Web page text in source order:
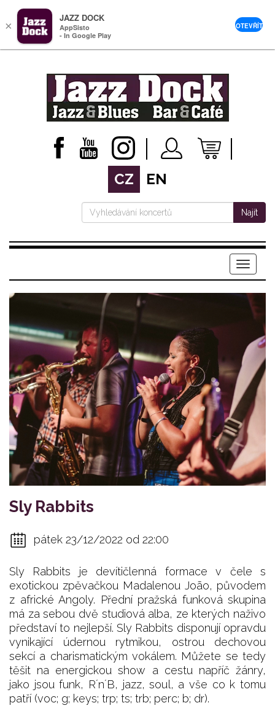
CZ EN
Najít
Menu
Sly Rabbits
pátek 23/12/2022 od 22:00
Sly Rabbits je devítičlenná formace v čele s
exotickou zpěvačkou Madalenou João, původem
z africké Angoly. Přední pražská funková skupina
má za sebou dvě studiová alba, ze kterých naživo
představí to nejlepší. Sly Rabbits disponují opravdu
vynikající údernou rytmikou, ostrou dechovou
sekcí a charismatickým vokálem. Můžete se tedy
těšit na energickou show a cestu napříč žánry,
jako jsou funk, R´n´B, jazz, soul, a vše co k tomu
patří (voc; g; keys; trp; ts; trb; perc; b; dr).
×
JAZZ DOCK
AppSisto
- In Google Play
OTEVŘÍT